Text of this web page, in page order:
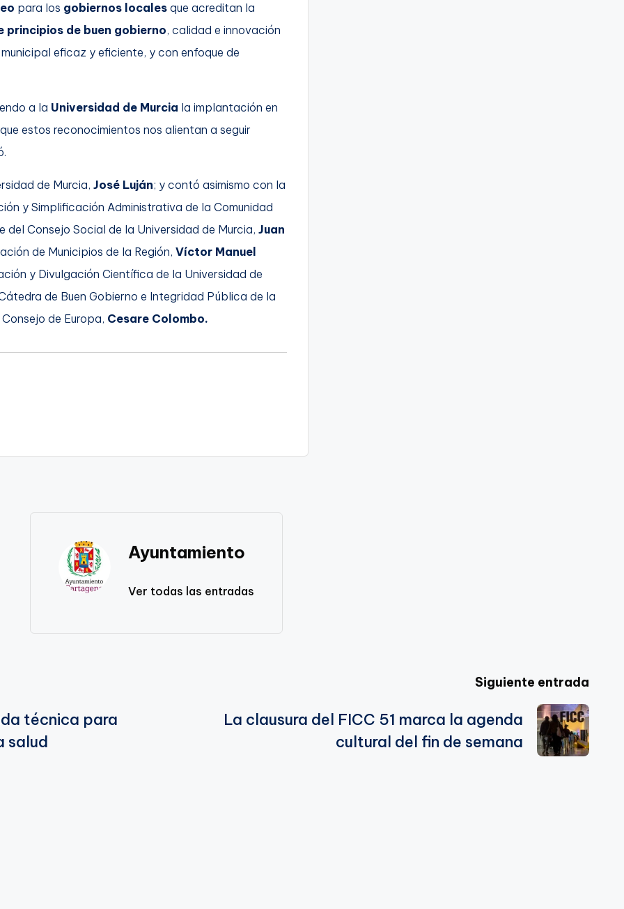
para los gobiernos locales que acreditan la
principios de buen gobierno, calidad e innovación
eficaz y eficiente, y con enfoque de
a la Universidad de Murcia la implantación en
estos reconocimientos nos alientan a seguir
de Murcia, José Luján; y contó asimismo con la
y Simplificación Administrativa de la Comunidad
del Consejo Social de la Universidad de Murcia, Juan
de Municipios de la Región, Víctor Manuel
y Divulgación Científica de la Universidad de
de Buen Gobierno e Integridad Pública de la
de Europa, Cesare Colombo.
Ayuntamiento
Ver todas las entradas
técnica para
salud
Siguiente entrada
La clausura del FICC 51 marca la agenda
cultural del fin de semana